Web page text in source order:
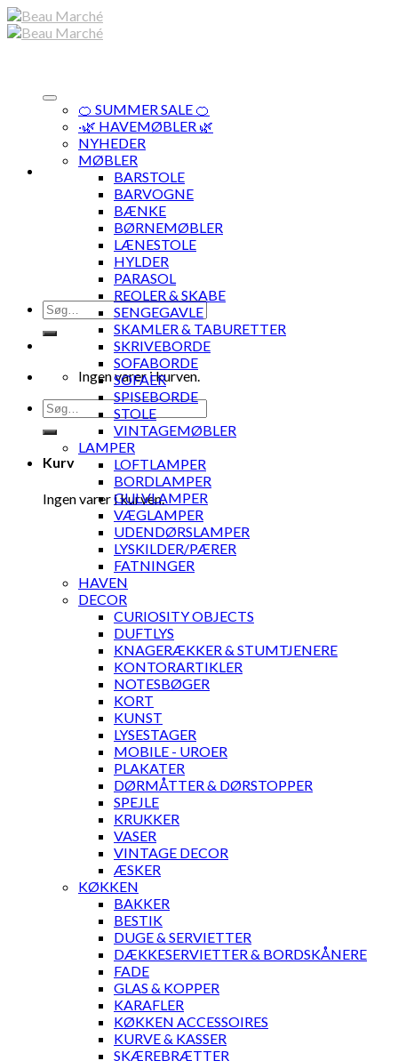
Skip
to
Søg
efter:
Ingen varer i kurven.
Søg
efter:
Kurv
Ingen varer i kurven.
🍊 SUMMER SALE 🍊
·🌿 HAVEMØBLER 🌿
NYHEDER
MØBLER
BARSTOLE
BARVOGNE
BÆNKE
BØRNEMØBLER
LÆNESTOLE
HYLDER
PARASOL
REOLER & SKABE
SENGEGAVLE
SKAMLER & TABURETTER
SKRIVEBORDE
SOFABORDE
SOFAER
SPISEBORDE
STOLE
VINTAGEMØBLER
LAMPER
LOFTLAMPER
BORDLAMPER
GULVLAMPER
VÆGLAMPER
UDENDØRSLAMPER
LYSKILDER/PÆRER
FATNINGER
HAVEN
DECOR
CURIOSITY OBJECTS
DUFTLYS
KNAGERÆKKER & STUMTJENERE
KONTORARTIKLER
NOTESBØGER
KORT
KUNST
LYSESTAGER
MOBILE - UROER
PLAKATER
DØRMÅTTER & DØRSTOPPER
SPEJLE
KRUKKER
VASER
VINTAGE DECOR
ÆSKER
KØKKEN
BAKKER
BESTIK
DUGE & SERVIETTER
DÆKKESERVIETTER & BORDSKÅNERE
FADE
GLAS & KOPPER
KARAFLER
KØKKEN ACCESSOIRES
KURVE & KASSER
SKÆREBRÆTTER